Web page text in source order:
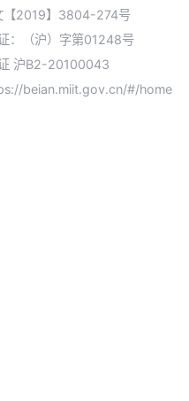
【2019】3804-274号
：（沪）字第01248号
沪B2-20100043
beian.miit.gov.cn/#/home